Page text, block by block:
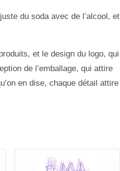
du soda avec de l’alcool, et
et le design du logo, qui
de l’emballage, qui attire
en dise, chaque détail attire